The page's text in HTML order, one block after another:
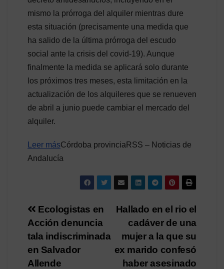
mismo la prórroga del alquiler mientras dure
esta situación (precisamente una medida que
ha salido de la última prórroga del escudo
social ante la crisis del covid-19). Aunque
finalmente la medida se aplicará solo durante
los próximos tres meses, esta limitación en la
actualización de los alquileres que se renueven
de abril a junio puede cambiar el mercado del
alquiler.
Leer másCórdoba provinciaRSS – Noticias de
Andalucía
Navegación
de
entradas
Hallado en el rio el
cadáver de una
mujer a la que su
ex marido confesó
haber asesinado
Ecologistas en
Acción denuncia
tala indiscriminada
en Salvador
Allende